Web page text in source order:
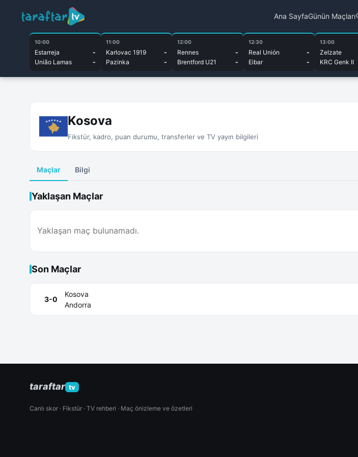
Ana SayfaGünün Maçları
10:00
Estarreja
-
União Lamas
-
11:00
Karlovac 1919
-
Pazinka
-
12:00
Rennes
-
Brentford U21
-
12:30
Real Unión
-
Eibar
-
13:00
Zelzate
KRC Genk II
Kosova
Fikstür, kadro, puan durumu, transferler ve TV yayın bilgileri
Maçlar Bilgi
Yaklaşan Maçlar
Yaklaşan maç bulunamadı.
Son Maçlar
3-0
Kosova
Andorra
taraftar tv
Canlı skor · Fikstür · TV rehberi · Maç önizleme ve özetleri